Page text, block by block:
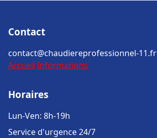
Contact
contact@chaudiereprofessionnel-11.fr
Accueil Informations
Horaires
Lun-Ven: 8h-19h
Service d'urgence 24/7